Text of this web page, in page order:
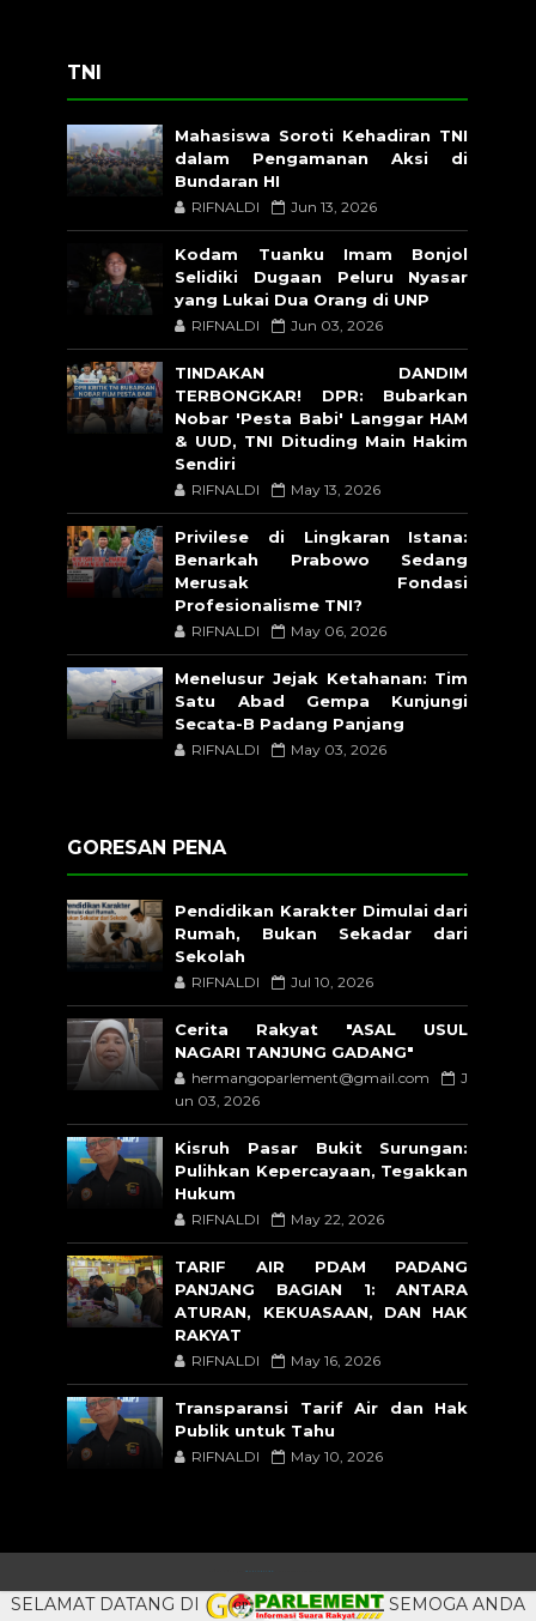
TNI
Mahasiswa Soroti Kehadiran TNI
dalam Pengamanan Aksi di
Bundaran HI
RIFNALDI Jun 13, 2026
Kodam Tuanku Imam Bonjol
Selidiki Dugaan Peluru Nyasar
yang Lukai Dua Orang di UNP
RIFNALDI Jun 03, 2026
TINDAKAN DANDIM
TERBONGKAR! DPR: Bubarkan
Nobar 'Pesta Babi' Langgar HAM
& UUD, TNI Dituding Main Hakim
Sendiri
RIFNALDI May 13, 2026
Privilese di Lingkaran Istana:
Benarkah Prabowo Sedang
Merusak Fondasi
Profesionalisme TNI?
RIFNALDI May 06, 2026
Menelusur Jejak Ketahanan: Tim
Satu Abad Gempa Kunjungi
Secata-B Padang Panjang
RIFNALDI May 03, 2026
GORESAN PENA
Pendidikan Karakter Dimulai dari
Rumah, Bukan Sekadar dari
Sekolah
RIFNALDI Jul 10, 2026
Cerita Rakyat "ASAL USUL
NAGARI TANJUNG GADANG"
hermangoparlement@gmail.com
J
un 03, 2026
Kisruh Pasar Bukit Surungan:
Pulihkan Kepercayaan, Tegakkan
Hukum
RIFNALDI May 22, 2026
TARIF AIR PDAM PADANG
PANJANG BAGIAN 1: ANTARA
ATURAN, KEKUASAAN, DAN HAK
RAKYAT
RIFNALDI May 16, 2026
Transparansi Tarif Air dan Hak
Publik untuk Tahu
RIFNALDI May 10, 2026
SELAMAT DATANG DI SEMOGA ANDA